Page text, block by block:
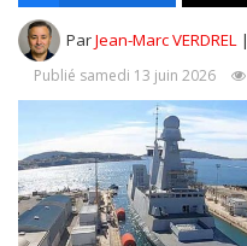
ParJean-Marc VERDREL
Publié samedi 13 juin 2026